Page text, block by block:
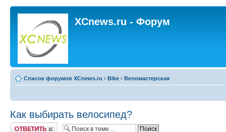
XCnews.ru - Форум
Список форумов XCnews.ru ‹ Bike ‹ Веломастерская
Как выбирать велосипед?
Ответить